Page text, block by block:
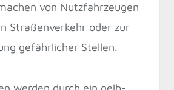
von Nutzfahrzeugen
Straßenverkehr oder zur
gefährlicher Stellen.